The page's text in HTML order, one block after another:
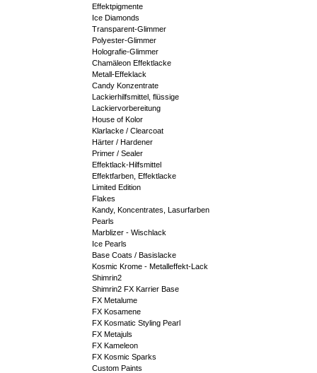
Effektpigmente
Ice Diamonds
Transparent-Glimmer
Polyester-Glimmer
Holografie-Glimmer
Chamäleon Effektlacke
Metall-Effeklack
Candy Konzentrate
Lackierhilfsmittel, flüssige
Lackiervorbereitung
House of Kolor
Klarlacke / Clearcoat
Härter / Hardener
Primer / Sealer
Effektlack-Hilfsmittel
Effektfarben, Effektlacke
Limited Edition
Flakes
Kandy, Koncentrates, Lasurfarben
Pearls
Marblizer - Wischlack
Ice Pearls
Base Coats / Basislacke
Kosmic Krome - Metalleffekt-Lack
Shimrin2
Shimrin2 FX Karrier Base
FX Metalume
FX Kosamene
FX Kosmatic Styling Pearl
FX Metajuls
FX Kameleon
FX Kosmic Sparks
Custom Paints